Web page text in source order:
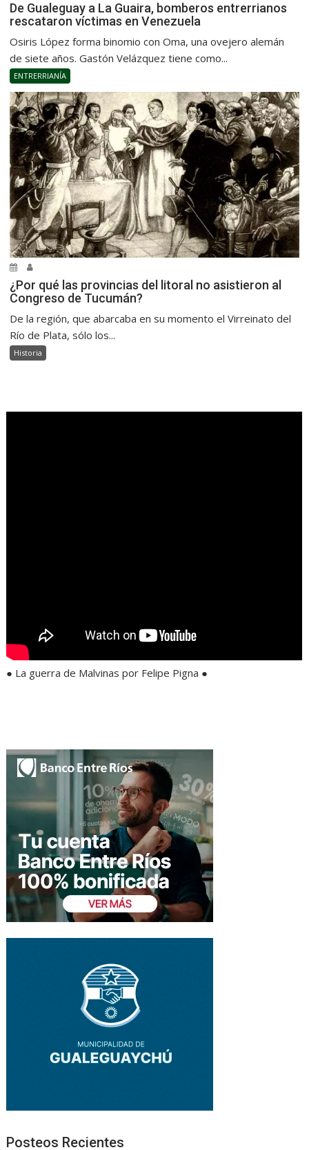
De Gualeguay a La Guaira, bomberos entrerrianos
rescataron víctimas en Venezuela
Osiris López forma binomio con Oma, una ovejero alemán
de siete años. Gastón Velázquez tiene como...
ENTRERRIANÍA
¿Por qué las provincias del litoral no asistieron al
Congreso de Tucumán?
De la región, que abarcaba en su momento el Virreinato del
Río de Plata, sólo los...
Historia
● La guerra de Malvinas por Felipe Pigna ●
Posteos Recientes